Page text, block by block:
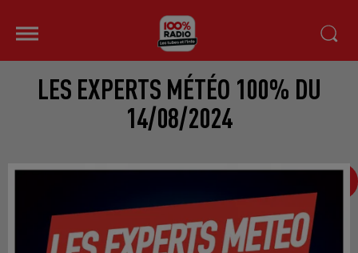
LES EXPERTS MÉTÉO 100% DU
14/08/2024